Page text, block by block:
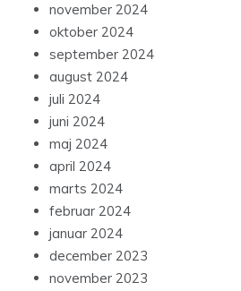
november 2024
oktober 2024
september 2024
august 2024
juli 2024
juni 2024
maj 2024
april 2024
marts 2024
februar 2024
januar 2024
december 2023
november 2023